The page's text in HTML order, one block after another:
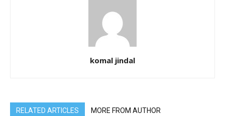
komal jindal
RELATED ARTICLES MORE FROM AUTHOR